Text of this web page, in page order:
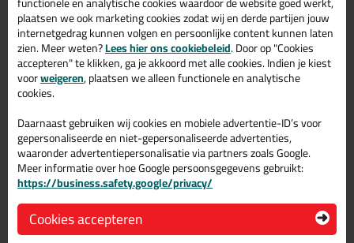
Stap 3 | Bestelling plaatsen en
start iDeal
Met de button "Plaats bestelling en start "iDeal" ga je
naar je eigen bank omgeving en start je de
betaalprocedure.
Inmiddels is je bestelling geplaatst. Na de betaling is het
advies om terug te gaan naar onze shop zodat er direct
gezien kan worden dat je betaling is gelukt zodat je
bestelling geen vertraging gaat ondervinden.
plaatsen we ook marketing cookies zodat wij en derde partijen jouw
internetgedrag kunnen volgen en persoonlijke content kunnen laten
zien. Meer weten?Lees hier ons cookiebeleid. Door op "Cookies
accepteren" te klikken, ga je akkoord met alle cookies. Indien je kiest
voorweigeren, plaatsen we alleen functionele en analytische
cookies.
Daarnaast gebruiken wij cookies en mobiele advertentie-ID’s voor
gepersonaliseerde en niet-gepersonaliseerde advertenties,
waaronder advertentiepersonalisatie via partners zoals Google.
Meer informatie over hoe Google persoonsgegevens gebruikt:
https://business.safety.google/privacy/
Cookies accepteren